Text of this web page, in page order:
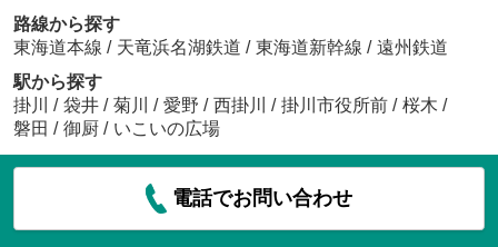
路線から探す
東海道本線 / 天竜浜名湖鉄道 / 東海道新幹線 / 遠州鉄道
駅から探す
掛川 / 袋井 / 菊川 / 愛野 / 西掛川 / 掛川市役所前 / 桜木 /
磐田 / 御厨 / いこいの広場
電話でお問い合わせ